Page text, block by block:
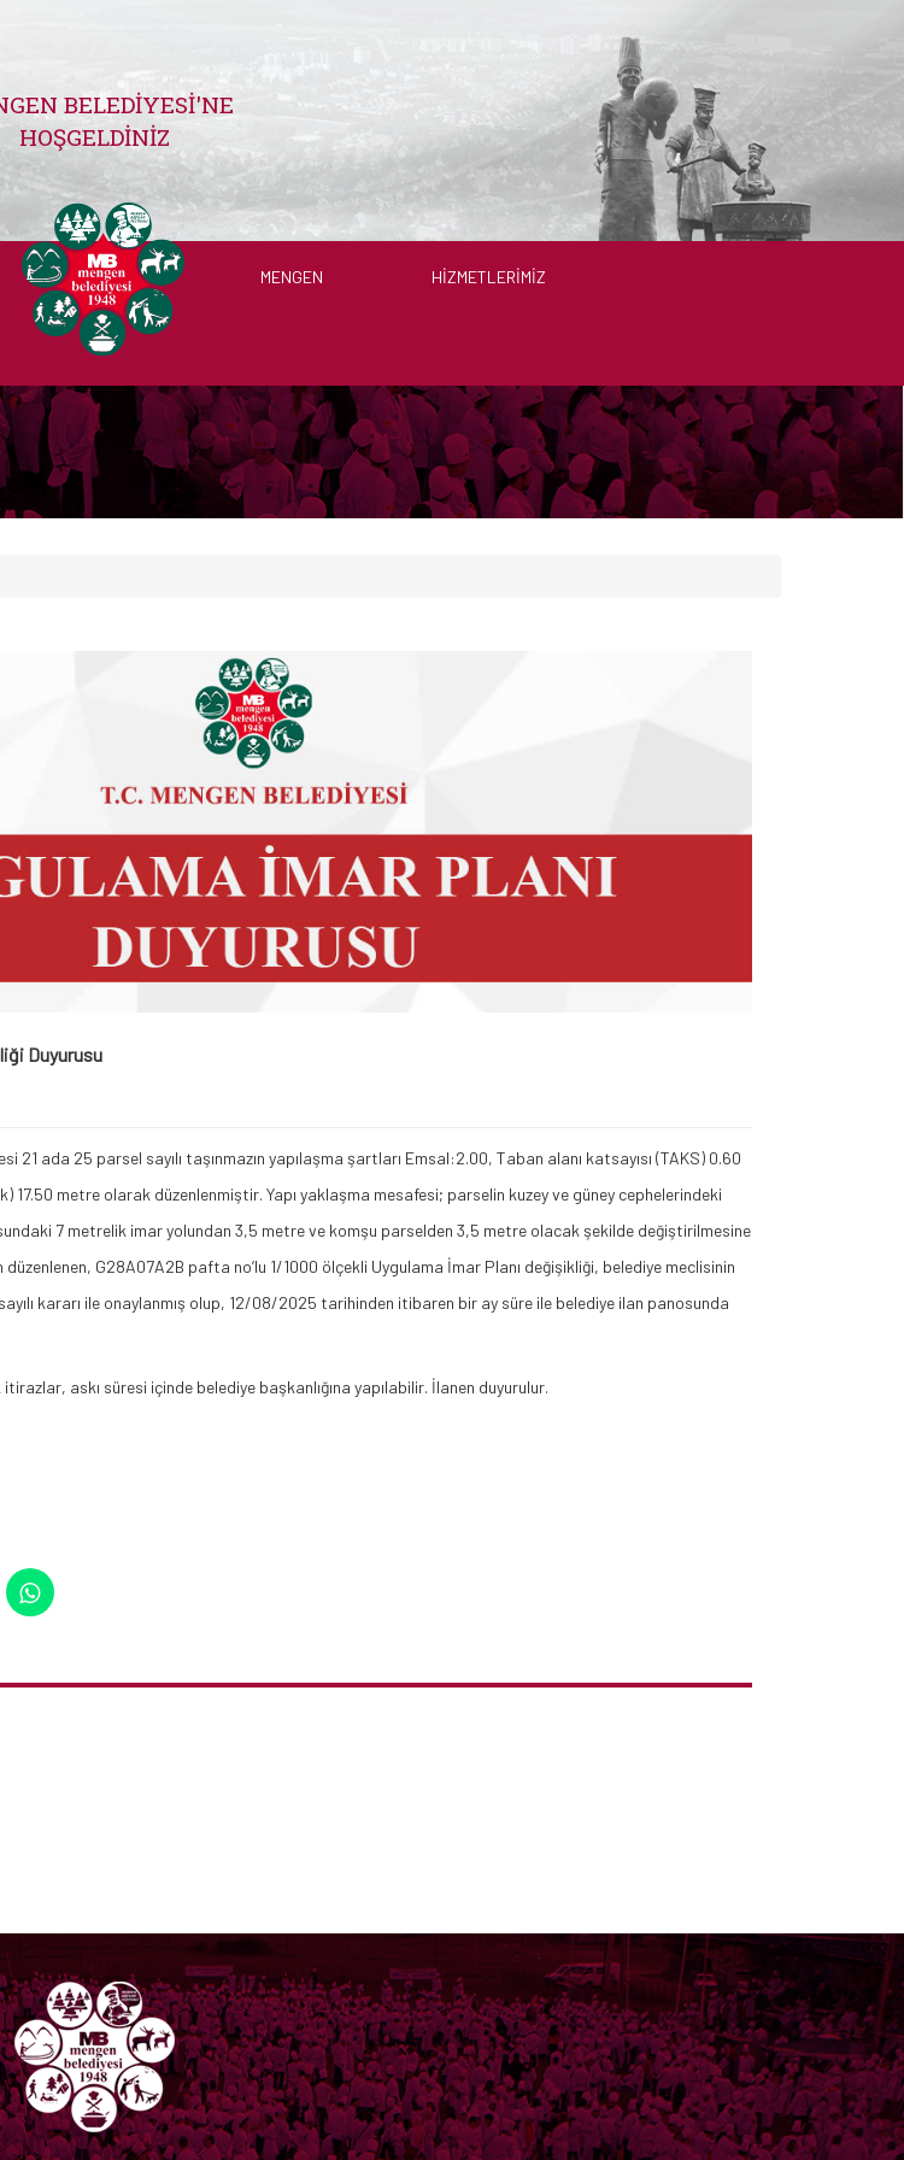
BELEDIYESI'NE
HOŞGELDINIZ
MENGEN HIZMETLERIMIZ
Duyurusu
21 ada 25 parsel sayılı taşınmazın yapılaşma şartları Emsal:2.00, Taban alanı katsayısı (TAKS) 0.60
17.50 metre olarak düzenlenmiştir. Yapı yaklaşma mesafesi; parselin kuzey ve güney cephelerindeki
7 metrelik imar yolundan 3,5 metre ve komşu parselden 3,5 metre olacak şekilde değiştirilmesine
düzenlenen, G28A07A2B pafta no’lu 1/1000 ölçekli Uygulama İmar Planı değişikliği, belediye meclisinin
kararı ile onaylanmış olup, 12/08/2025 tarihinden itibaren bir ay süre ile belediye ilan panosunda
askı süresi içinde belediye başkanlığına yapılabilir. İlanen duyurulur.